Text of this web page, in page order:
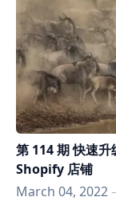
第 114 期 快速
Shopify 店铺
March 04, 2022